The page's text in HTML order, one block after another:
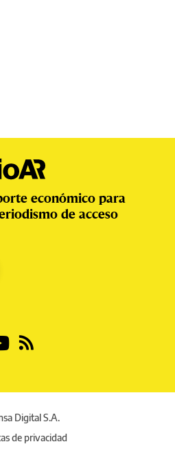
económico para
de acceso
Digital S.A.
de privacidad